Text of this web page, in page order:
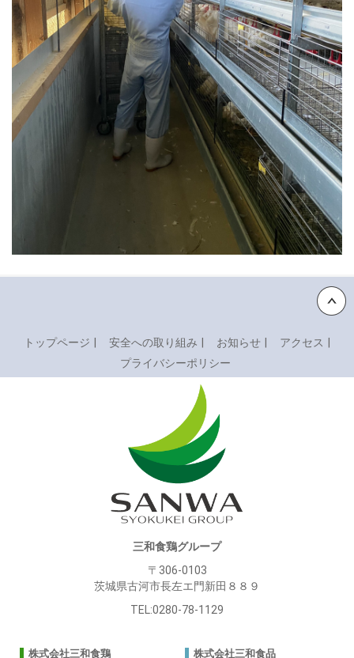
トップページ 安全への取り組み お知らせ
アクセス
プライバシーポリシー
三和食鶏グループ
〒306-0103
茨城県古河市長左エ門新田８８９
TEL:0280-78-1129
株式会社三和食鶏 株式会社三和食品